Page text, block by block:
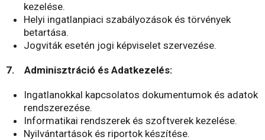
kezelése.
Helyi ingatlanpiaci szabályozások és törvények
betartása.
Jogviták esetén jogi képviselet szervezése.
7. Adminisztráció és Adatkezelés:
Ingatlanokkal kapcsolatos dokumentumok és adatok
rendszerezése.
Informatikai rendszerek és szoftverek kezelése.
Nyilvántartások és riportok készítése.